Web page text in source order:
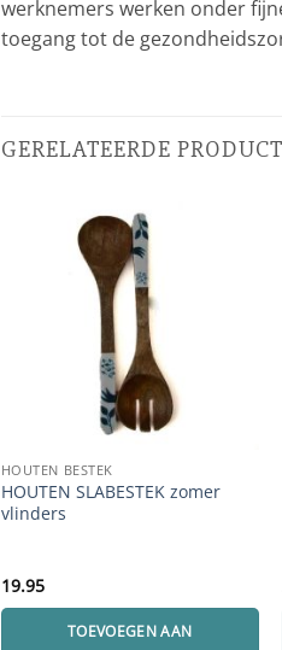
werknemers werken onder
toegang tot de
GERELATEERDE
HOUTEN BESTEK
HOUTEN SLABESTEK zomer
vlinders
19.95
TOEVOEGEN AAN